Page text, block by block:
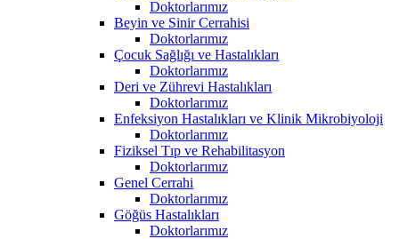
Doktorlarımız
Beyin ve Sinir Cerrahisi
Doktorlarımız
Çocuk Sağlığı ve Hastalıkları
Doktorlarımız
Deri ve Zührevi Hastalıkları
Doktorlarımız
Enfeksiyon Hastalıkları ve Klinik Mikrobiyoloji
Doktorlarımız
Fiziksel Tıp ve Rehabilitasyon
Doktorlarımız
Genel Cerrahi
Doktorlarımız
Göğüs Hastalıkları
Doktorlarımız